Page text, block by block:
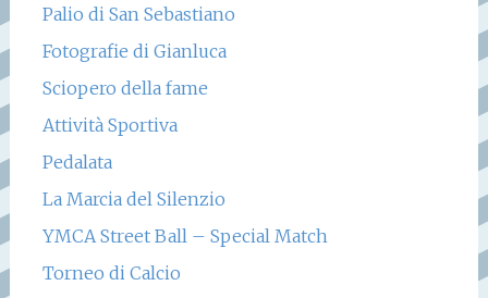
Palio di San Sebastiano
Fotografie di Gianluca
Sciopero della fame
Attività Sportiva
Pedalata
La Marcia del Silenzio
YMCA Street Ball – Special Match
Torneo di Calcio